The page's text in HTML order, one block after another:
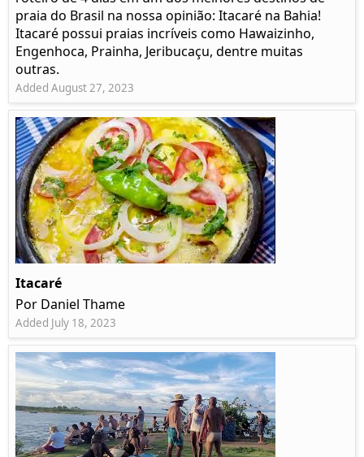
praia do Brasil na nossa opinião: Itacaré na Bahia!
Itacaré possui praias incríveis como Hawaizinho,
Engenhoca, Prainha, Jeribucaçu, dentre muitas
outras.
Added August 27, 2023
Itacaré
Por Daniel Thame
Added July 18, 2023